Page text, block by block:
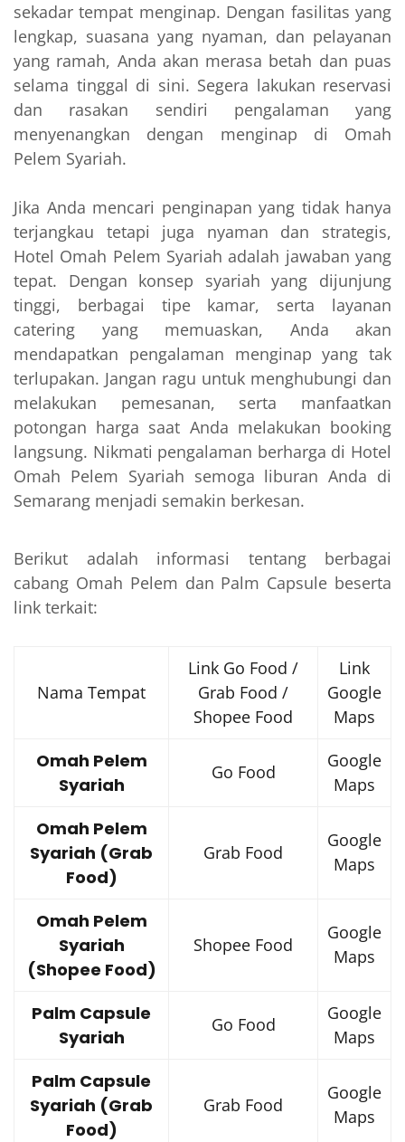
sekadar tempat menginap. Dengan fasilitas yang
lengkap, suasana yang nyaman, dan pelayanan
yang ramah, Anda akan merasa betah dan puas
selama tinggal di sini. Segera lakukan reservasi
dan rasakan sendiri pengalaman yang
menyenangkan dengan menginap di Omah
Pelem Syariah.
Jika Anda mencari penginapan yang tidak hanya
terjangkau tetapi juga nyaman dan strategis,
Hotel Omah Pelem Syariah adalah jawaban yang
tepat. Dengan konsep syariah yang dijunjung
tinggi, berbagai tipe kamar, serta layanan
catering yang memuaskan, Anda akan
mendapatkan pengalaman menginap yang tak
terlupakan. Jangan ragu untuk menghubungi dan
melakukan pemesanan, serta manfaatkan
potongan harga saat Anda melakukan booking
langsung. Nikmati pengalaman berharga di Hotel
Omah Pelem Syariah semoga liburan Anda di
Semarang menjadi semakin berkesan.
Berikut adalah informasi tentang berbagai
cabang Omah Pelem dan Palm Capsule beserta
link terkait:
Nama Tempat
Link Go Food /
Grab Food /
Shopee Food
Link
Google
Maps
Omah Pelem
Syariah
Go Food
Google
Maps
Omah Pelem
Syariah (Grab
Food)
Grab Food
Google
Maps
Omah Pelem
Syariah
(Shopee Food)
Shopee Food
Google
Maps
Palm Capsule
Syariah
Go Food
Google
Maps
Palm Capsule
Syariah (Grab
Food)
Grab Food
Google
Maps